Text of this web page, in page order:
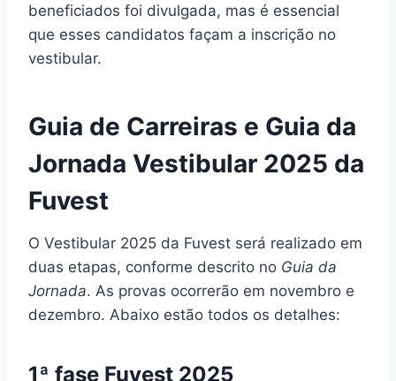
beneficiados foi divulgada, mas é essencial
que esses candidatos façam a inscrição no
vestibular.
Guia de Carreiras e Guia da
Jornada Vestibular 2025 da
Fuvest
O Vestibular 2025 da Fuvest será realizado em
duas etapas, conforme descrito no Guia da
Jornada. As provas ocorrerão em novembro e
dezembro. Abaixo estão todos os detalhes:
1ª fase Fuvest 2025